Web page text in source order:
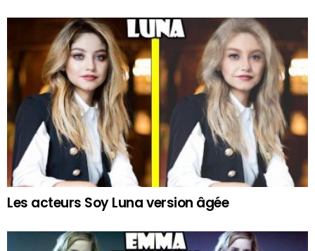
Les acteurs Soy Luna version âgée